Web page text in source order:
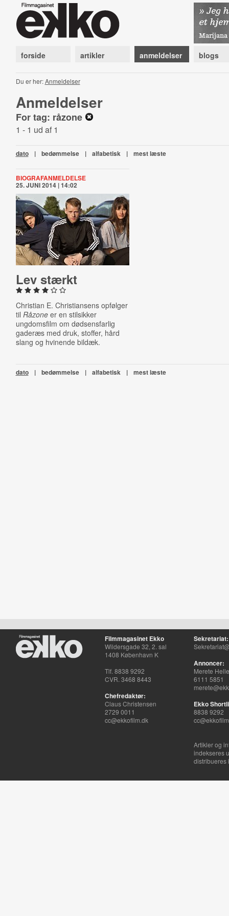
forside artikler anmeldelser blogs
Du er her:Anmeldelser
Anmeldelser
For tag: råzone
1 - 1 ud af 1
dato | bedømmelse | alfabetisk | mest læste
BIOGRAFANMELDELSE
25. JUNI 2014 | 14:02
Lev stærkt
Christian E. Christiansens opfølger
til Råzoneer en stilsikker
ungdomsfilm om dødsensfarlig
gaderæs med druk, stoffer, hård
slang og hvinende bildæk.
dato | bedømmelse | alfabetisk | mest læste
Filmmagasinet Ekko
Wildersgade 32, 2. sal
1408 København K
Tlf. 8838 9292
CVR. 3468 8443
Chefredaktør:
Claus Christensen
2729 0011
cc@ekkofilm.dk
Sekretariat:
Annoncer:
Merete
6111 5851
Ekko
8838 9292
Artikler og
indekseres
distribueres